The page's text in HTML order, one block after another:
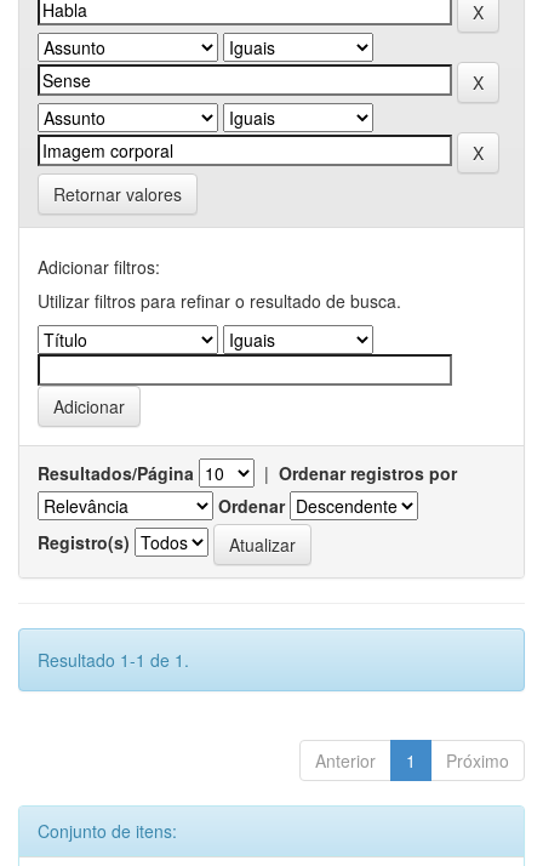
Retornar valores
Adicionar filtros:
Utilizar filtros para refinar o resultado de busca.
Resultados/Página | Ordenar registros por
Ordenar
Registro(s)
Resultado 1-1 de 1.
Anterior 1 Próximo
Conjunto de itens: